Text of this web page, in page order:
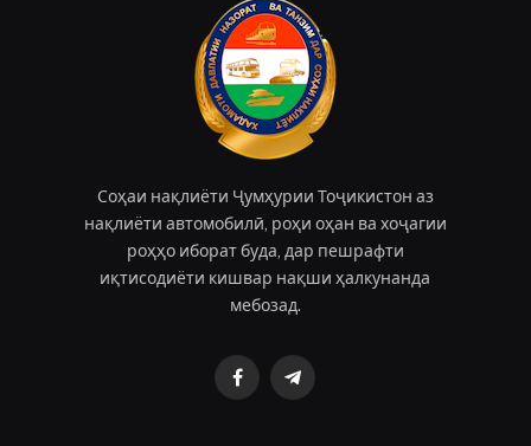
Соҳаи нақлиёти Ҷумҳурии Тоҷикистон аз
нақлиёти автомобилӣ, роҳи оҳан ва хоҷагии
роҳҳо иборат буда, дар пешрафти
иқтисодиёти кишвар нақши ҳалкунанда
мебозад.
FacebookTelegram